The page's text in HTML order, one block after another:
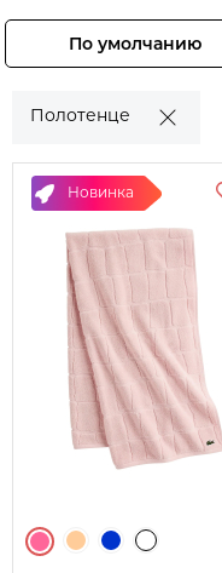
Смотреть
товары
По умолчанию
Полотенце
Новинка